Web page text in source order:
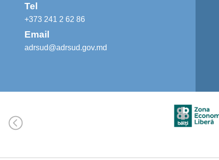
Tel
+373 241 2 62 86
Email
adrsud@adrsud.gov.md